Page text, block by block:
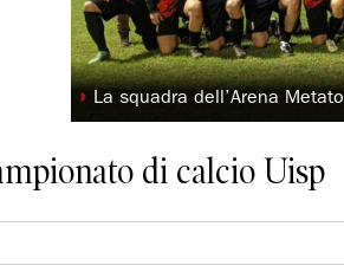
◗ La squadra dell’Arena Metato
di calcio Uisp